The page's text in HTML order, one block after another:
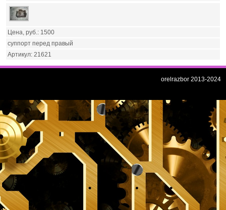
1500
суппорт перед правый
21621
orelrazbor 2013-2024